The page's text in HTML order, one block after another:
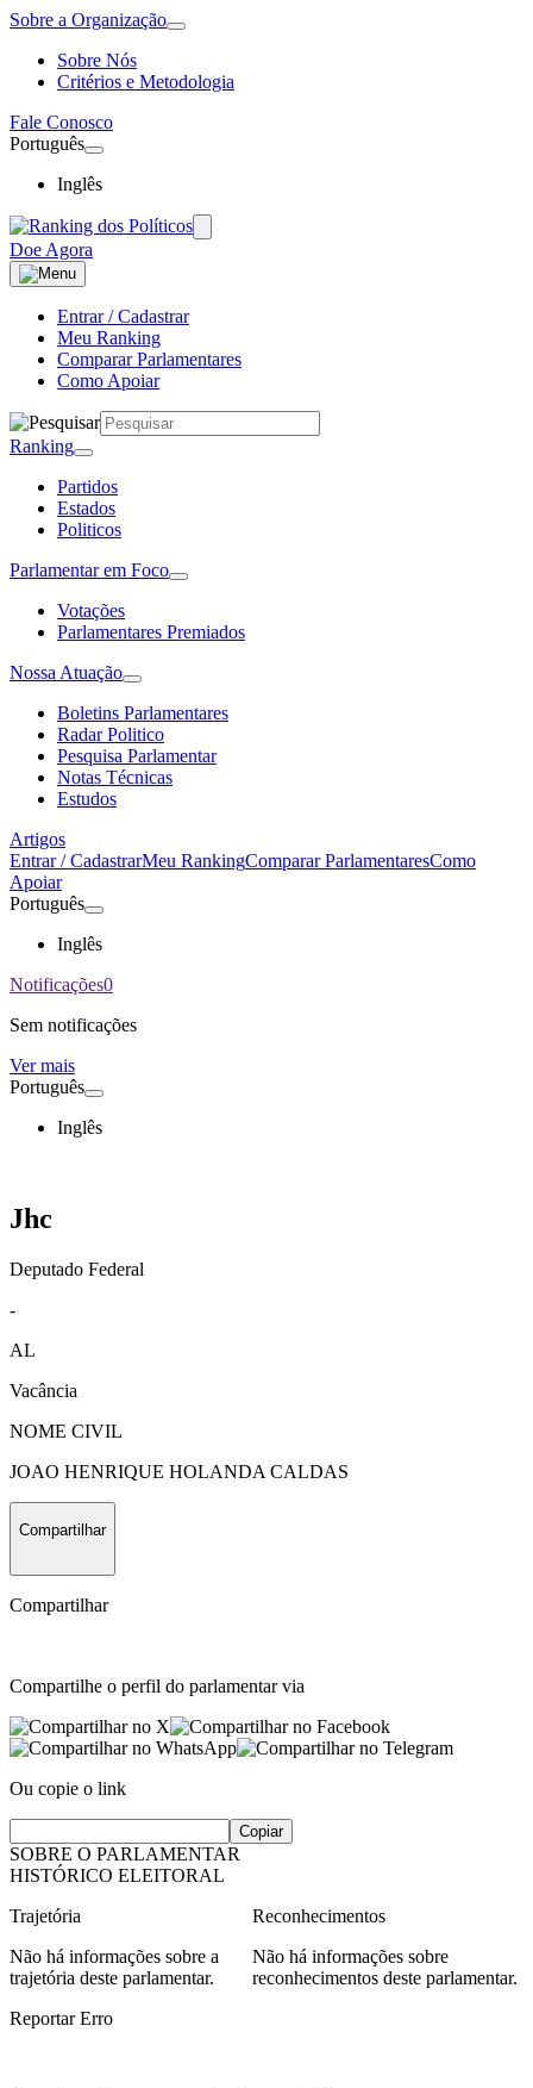
Sobre a Organização
Sobre Nós
Critérios e Metodologia
Fale Conosco
Português
Inglês
Doe Agora
Entrar / Cadastrar
Meu Ranking
Comparar Parlamentares
Como Apoiar
Ranking
Partidos
Estados
Politicos
Parlamentar em Foco
Votações
Parlamentares Premiados
Nossa Atuação
Boletins Parlamentares
Radar Politico
Pesquisa Parlamentar
Notas Técnicas
Estudos
Artigos
Entrar / CadastrarMeu RankingComparar ParlamentaresComo
Apoiar
Português
Inglês
Notificações0
Sem notificações
Ver mais
Português
Inglês
Jhc
Deputado Federal
-
AL
Vacância
NOME CIVIL
JOAO HENRIQUE HOLANDA CALDAS
Compartilhar
Compartilhar
Compartilhe o perfil do parlamentar via
Ou copie o link
Copiar
SOBRE O PARLAMENTAR
HISTÓRICO ELEITORAL
Trajetória
Não há informações sobre a
trajetória deste parlamentar.
Reconhecimentos
Não há informações sobre
reconhecimentos deste parlamentar.
Reportar Erro